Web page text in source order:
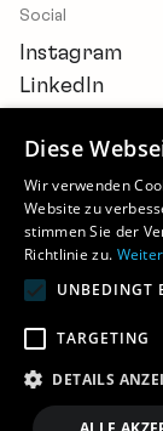
Social
Instagram
LinkedIn
©2026 -
Newsletter
Impressum
Diese
Wir verwenden
Website zu
stimmen Sie der
Richtlinie zu.
UNBEDINGT
TARGETING
DETAILS